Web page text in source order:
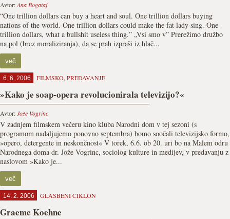
Avtor:Ana Bogataj
“One trillion dollars can buy a heart and soul. One trillion dollars buying
nations of the world. One trillion dollars could make the fat lady sing. One
trillion dollars, what a bullshit useless thing.” „Vsi smo v” Prerežimo družbo
na pol (brez moraliziranja), da se prah izpraši iz hlač...
več
6. 6. 2006 FILMSKO, PREDAVANJE
»Kako je soap-opera revolucionirala televizijo?«
Avtor:Jože Vogrinc
V zadnjem filmskem večeru kino kluba Narodni dom v tej sezoni (s
programom nadaljujemo ponovno septembra) bomo soočali televizijsko formo,
»opero, detergente in neskončnost« V torek, 6.6. ob 20. uri bo na Malem odru
Narodnega doma dr. Jože Vogrinc, sociolog kulture in medijev, v predavanju z
naslovom »Kako je...
več
14. 2. 2006 GLASBENI CIKLON
Graeme Koehne